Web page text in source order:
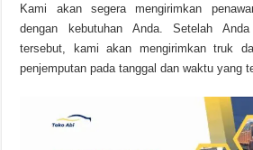
Kami akan segera mengirimkan
dengan kebutuhan Anda. Setelah
tersebut, kami akan mengirimkan truk
penjemputan pada tanggal dan waktu yang